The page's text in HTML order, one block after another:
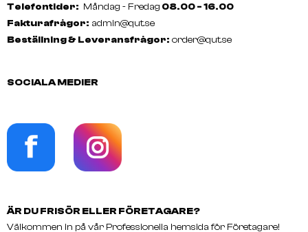
Telefontider: Måndag - Fredag 08.00 - 16.00
Fakturafrågor: admin@qut.se
Beställning & Leveransfrågor: order@qut.se
SOCIALA MEDIER
ÄR DU FRISÖR ELLER FÖRETAGARE?
Välkommen in på vår Professionella hemsida för Företagare!